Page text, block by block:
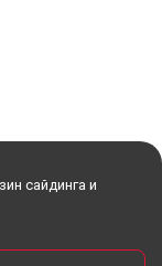
сайдинга и